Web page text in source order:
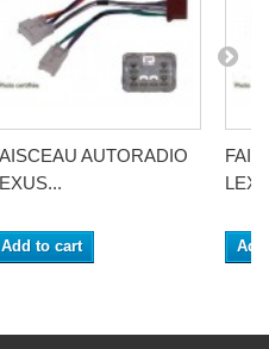
AUTORADIO
Add to cart